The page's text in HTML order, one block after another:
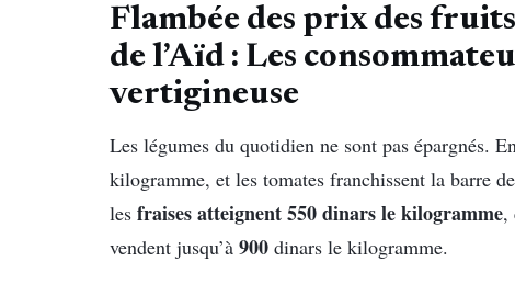
Flambée des prix des
de l’Aïd : Les
vertigineuse
Les légumes du quotidien ne sont pas épargnés.
kilogramme, et les tomates franchissent la barre
les fraises atteignent 550 dinarsle kilogramme,
vendent jusqu’à 900 dinars le kilogramme.